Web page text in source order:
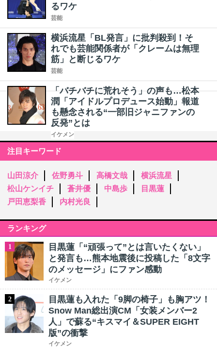
るワケ
芸能
横浜流星「BL発言」に批判殺到！そ
れでも芸能関係者が「クレームは無理
筋」と断じるワケ
芸能
「バチバチに荒れそう」の声も…松本
潤「アイドルプロデュース始動」報道
も懸念される“一部旧ジャニファンの
反発”とは
イケメン
注目キーワード
山田涼介 佐野勇斗 高橋文哉
横浜流星
松山ケンイチ
蒼井優 中島歩
目黒蓮
戸田恵梨香
内村光良
ランキング
1
目黒蓮「“頑張って”とは言いたくない」
と発言も…熊本地震後に投稿した「8文字
のメッセージ」にファン感動
イケメン
2
目黒蓮も入れた「9脚の椅子」も胸アツ！
Snow Man総出演CM「女装メンバー2
人」で蘇る“キスマイ＆SUPER EIGHT
版”の衝撃
イケメン